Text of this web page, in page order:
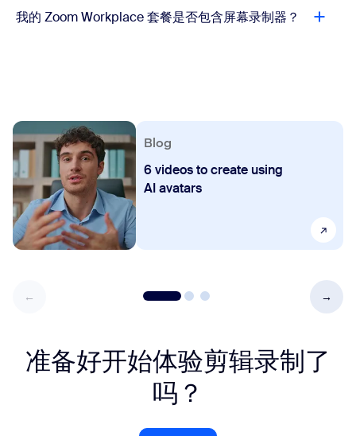
我的 Zoom Workplace 套餐是否包含屏幕录制器？
Blog
6 videos to create using
AI avatars
准备好开始体验剪辑录制了
吗？